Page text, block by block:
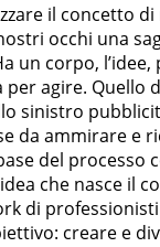
il concetto di
occhi una
un corpo,
per agire. Quello
sinistro
da ammirare e
del processo
che nasce il
di
creare e